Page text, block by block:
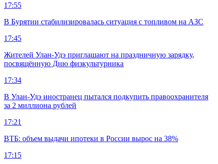
17:55
В Бурятии стабилизировалась ситуация с топливом на АЗС
17:45
Жителей Улан-Удэ приглашают на праздничную зарядку,
посвящённую Дню физкультурника
17:34
В Улан-Удэ иностранец пытался подкупить правоохранителя
за 2 миллиона рублей
17:21
ВТБ: объем выдачи ипотеки в России вырос на 38%
17:15